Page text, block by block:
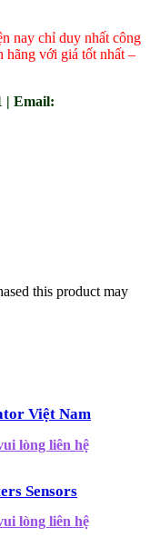
nay chỉ duy nhất công
với giá tốt nhất –
| Email:
this product may
Việt Nam
lòng liên hệ
Sensors
lòng liên hệ